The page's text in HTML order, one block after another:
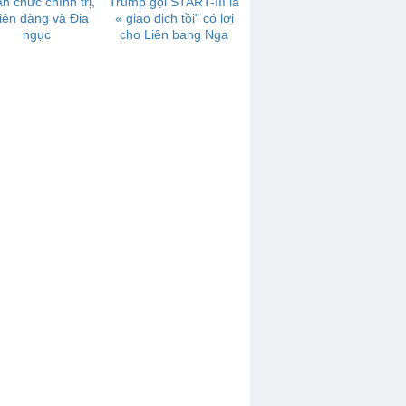
đàng và Địa
ngục
« giao dịch tồi" có lợi
cho Liên bang Nga